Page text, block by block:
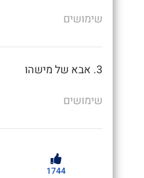
שימושים
3. אבא של מישהו
שימושים
1744